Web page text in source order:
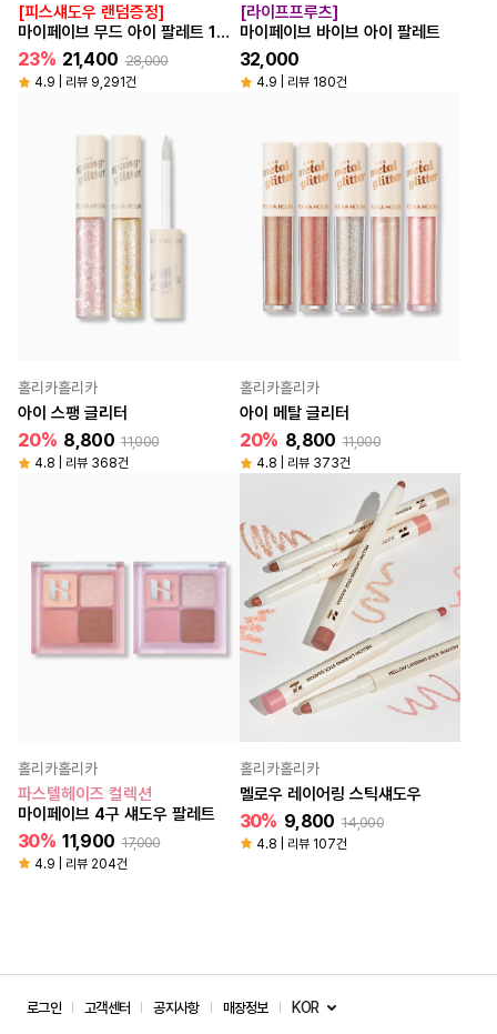
[피스섀도우 랜덤증정]
마이페이브 무드 아이 팔레트 16
Color
23% 21,400 28,000
4.9 | 리뷰 9,291건
[라이프프루츠]
마이페이브 바이브 아이 팔레트
32,000
4.9 | 리뷰 180건
홀리카홀리카
아이 스팽 글리터
20% 8,800 11,000
4.8 | 리뷰 368건
홀리카홀리카
아이 메탈 글리터
20% 8,800 11,000
4.8 | 리뷰 373건
홀리카홀리카
파스텔헤이즈 컬렉션
마이페이브 4구 섀도우 팔레트
30% 11,900 17,000
4.9 | 리뷰 204건
홀리카홀리카
멜로우 레이어링 스틱섀도우
30% 9,800 14,000
4.8 | 리뷰 107건
로그인 고객센터 공지사항 매장정보 KOR